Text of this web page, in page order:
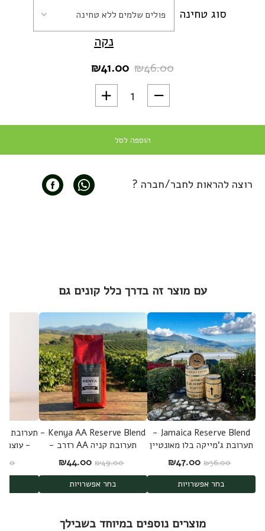
סוג טחינה פולים שלמים ללא טחינה
נקה
₪46.00
המחיר
המקורי
היה:
₪46.00.
₪41.00
המחיר
הנוכחי
הוא:
₪41.00.
כמות של Indonesia Reserve Blend - תערובת אינדונזיה רזרב
הוספה לסל
רוצה להראות לחבר/חברה ?
עם מוצר זה בדרך כלל קונים גם
Jamaica Reserve Blend -
תערובת ג'מייקה בלו מאונטיין
רזרב - 100% ערביקה ₪56.00 המחיר המקורי היה: ₪56.00.
₪47.00 המחיר הנוכחי הוא: ₪47.00.
בחר אפשרויות
Kenya AA Reserve Blend -
תערובת קניה AA רזרב -
₪49.00 המחיר המקורי היה: ₪49.00.
₪44.00 המחיר הנוכחי הוא:
בחר אפשרויות
-
מוצרים נוספים במיוחד בשבילך